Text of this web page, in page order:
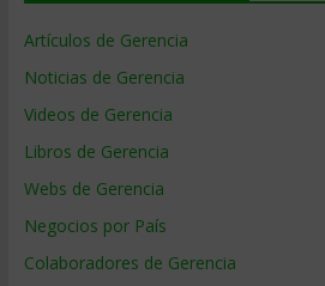
Artículos de Gerencia
Noticias de Gerencia
Videos de Gerencia
Libros de Gerencia
Webs de Gerencia
Negocios por País
Colaboradores de Gerencia